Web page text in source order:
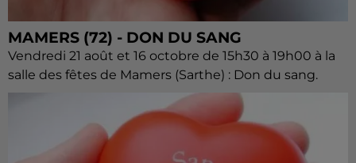
MAMERS (72) - DON DU SANG
Vendredi 21 août et 16 octobre de 15h30 à 19h00 à la
salle des fêtes de Mamers (Sarthe) : Don du sang.